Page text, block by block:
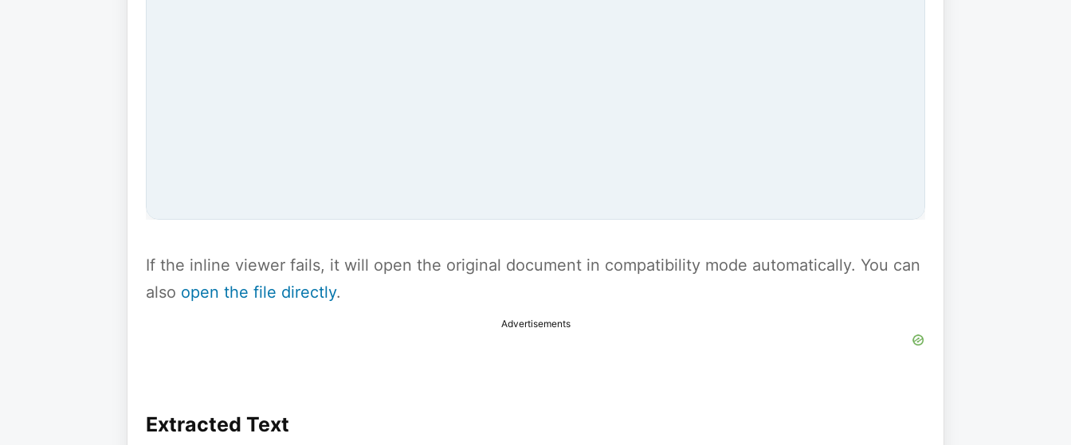
If the inline viewer fails, it will open the original document in compatibility mode automatically. You can
also open the file directly.
Advertisements
Extracted Text